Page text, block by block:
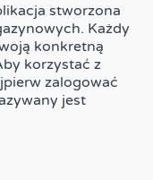
stworzona
Każdy
konkretną
korzystać z
zalogować
jest